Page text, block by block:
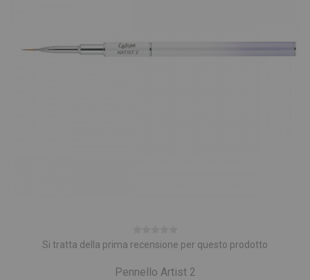
Si tratta della prima recensione per questo prodotto
Pennello Artist 2